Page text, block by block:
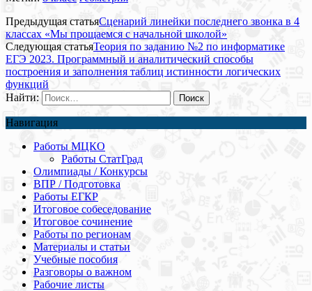
Предыдущая статьяСценарий линейки последнего звонка в 4
классах «Мы прощаемся с начальной школой»
Следующая статьяТеория по заданию №2 по информатике
ЕГЭ 2023. Программный и аналитический способы
построения и заполнения таблиц истинности логических
функций
Найти:
Навигация
Работы МЦКО
Работы СтатГрад
Олимпиады / Конкурсы
ВПР / Подготовка
Работы ЕГКР
Итоговое собеседование
Итоговое сочинение
Работы по регионам
Материалы и статьи
Учебные пособия
Разговоры о важном
Рабочие листы